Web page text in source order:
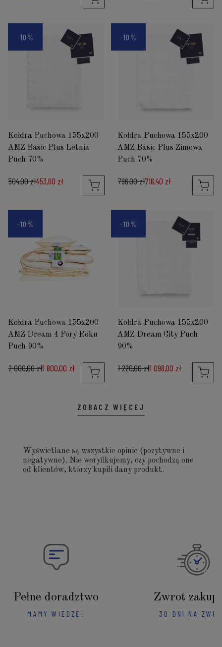
Kołdra Puchowa 155x200
AMZ Basic Plus Letnia
Puch 70%
504,00 zł453,60 zł
-10%
Kołdra Puchowa 155x200
AMZ Basic Plus Zimowa
Puch 70%
796,00 zł716,40 zł
-10%
Kołdra Puchowa 155x200
AMZ Dream 4 Pory Roku
Puch 90%
2 000,00 zł1 800,00 zł
-10%
Kołdra Puchowa 155x200
AMZ Dream City Puch
90%
1 220,00 zł1 098,00 zł
-10%
ZOBACZ WIĘCEJ
Wyświetlane są wszystkie opinie (pozytywne i
negatywne). Nie weryfikujemy, czy pochodzą one
od klientów, którzy kupili dany produkt.
Pełne doradztwo
MAMY WIEDZĘ!
Zwrot
30 DNI NA